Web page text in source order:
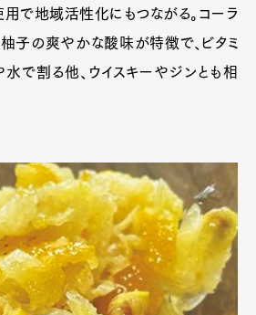
で地域活性化にもつながる。コーラ
子の爽やかな酸味が特徴で、ビタミ
で割る他、ウイスキーやジンとも相